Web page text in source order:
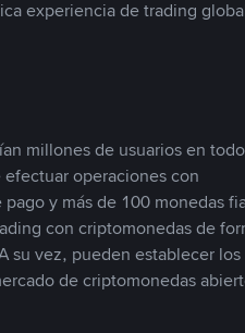
experiencia de trading
millones de usuarios en
operaciones con
y más de 100 monedas
con criptomonedas de
su vez, pueden establecer
de criptomonedas